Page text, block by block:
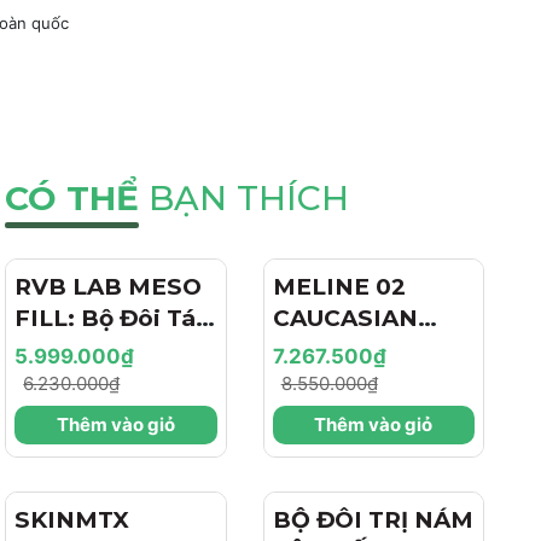
quốc
CÓ THỂ BẠN THÍCH
- 4%
RVB LAB MESO
FILL: Bộ Đôi Tái
Tạo & Nâng Cơ
Chuyên Sâu -
Hiệu Ứng "Filler
+ Botox Like"
Hóa
5.999.000₫
6.230.000₫
Thêm vào giỏ
MELINE 02
CAUCASIAN
SKIN
DAY/NIGHT / BỘ
ĐÔI TRỊ NÁM
NGÀY/ĐÊM,
HÓA VÀ CĂNG
7.267.500₫
8.550.000₫
Thêm vào giỏ
SKINMTX
BỘ ĐÔI TRỊ NÁM